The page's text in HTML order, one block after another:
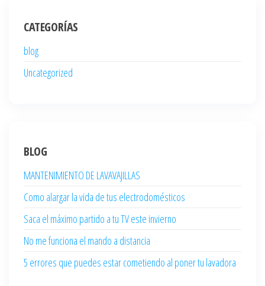
CATEGORÍAS
blog
Uncategorized
BLOG
MANTENIMIENTO DE LAVAVAJILLAS
Como alargar la vida de tus electrodomésticos
Saca el máximo partido a tu TV este invierno
No me funciona el mando a distancia
5 errores que puedes estar cometiendo al poner tu lavadora